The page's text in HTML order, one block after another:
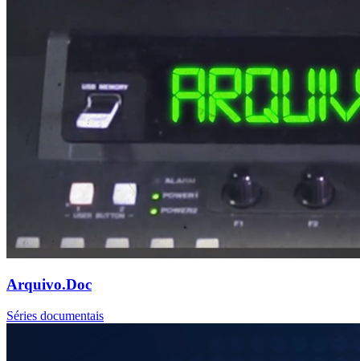
Arquivo.Doc
Séries documentais